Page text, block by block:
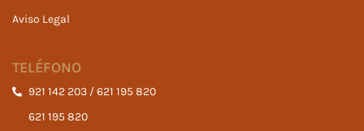
Aviso Legal
TELÉFONO
921 142 203 / 621 195 820
621 195 820